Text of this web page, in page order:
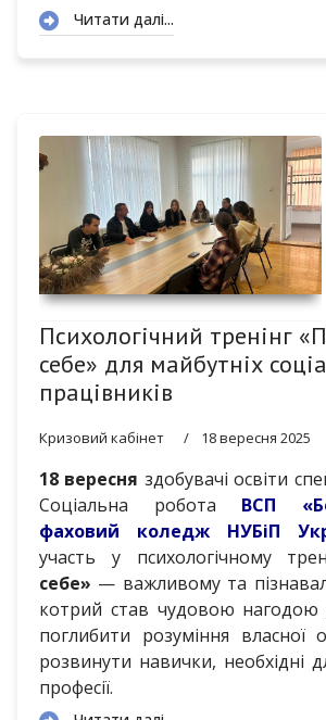
Читати далі...
Психологічний тренінг
себе» для майбутніх
працівників
Кризовий кабінет 18 вересня 2025
18 вересня здобувачі освіти
Соціальна робота ВСП
фаховий коледж НУБіП
участь у психологічному
себе» — важливому та
котрий став чудовою нагодою
поглибити розуміння власної
розвинути навички, необхідні
професії.